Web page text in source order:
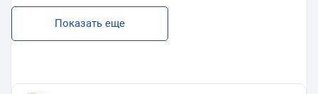
Показать еще